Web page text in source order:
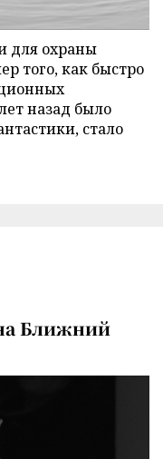
для охраны
того, как быстро
назад было
стало
Ближний